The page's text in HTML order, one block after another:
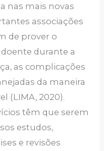
nas mais novas
associações
de prover o
durante a
as complicações
da maneira
(LIMA, 2020).
têm que serem
estudos,
e revisões